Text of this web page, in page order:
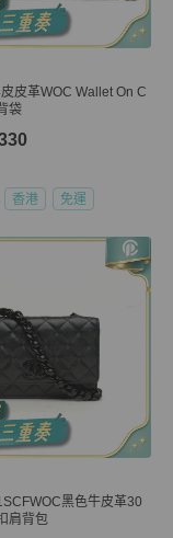
皮革WOC Wallet On C
袋
香港 免運
黑色牛皮革30
肩背包